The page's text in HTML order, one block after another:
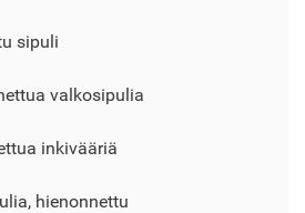
sipuli
valkosipulia
inkivääriä
hienonnettu